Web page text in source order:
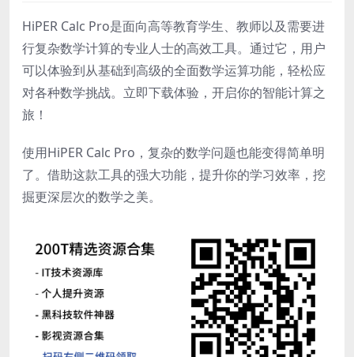
HiPER Calc Pro是面向高等教育学生、教师以及需要进
行复杂数学计算的专业人士的高效工具。通过它，用户
可以体验到从基础到高级的全面数学运算功能，轻松应
对各种数学挑战。立即下载体验，开启你的智能计算之
旅！
使用HiPER Calc Pro，复杂的数学问题也能变得简单明
了。借助这款工具的强大功能，提升你的学习效率，挖
掘更深层次的数学之美。